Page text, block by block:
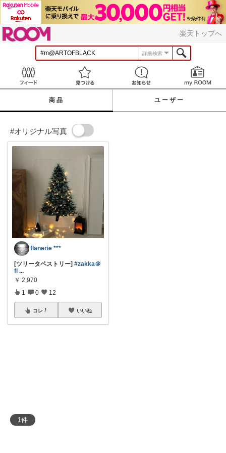
楽天トップへ
詳細検索
見つける お知らせ
商品 ユーザー
#オリジナル写真
1件
flanerie ***
[ツリータペストリー] #zakka＠
fl ...
￥ 2,970
1 0 12
コレ いいね